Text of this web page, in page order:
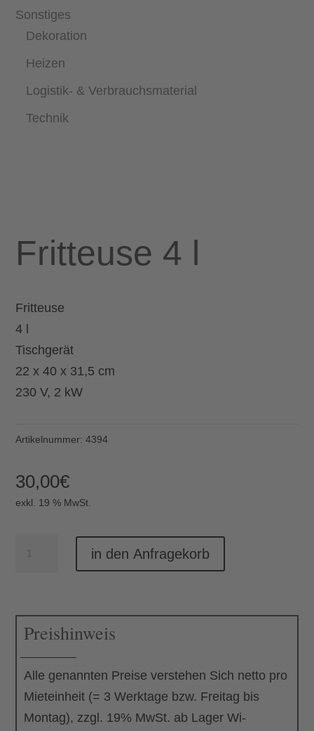
Sonstiges
Dekoration
Heizen
Logistik- & Verbrauchsmaterial
Technik
Fritteuse 4 l
Fritteuse
4 l
Tischgerät
22 x 40 x 31,5 cm
230 V, 2 kW
Artikelnummer:4394
30,00€
exkl. 19 % MwSt.
in den Anfragekorb
Preishinweis
Alle genannten Preise verstehen Sich netto pro
Mieteinheit (= 3 Werktage bzw. Freitag bis
Montag), zzgl. 19% MwSt. ab Lager Wi-